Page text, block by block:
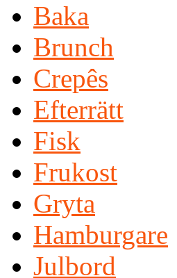
Baka
Brunch
Crepês
Efterrätt
Fisk
Frukost
Gryta
Hamburgare
Julbord